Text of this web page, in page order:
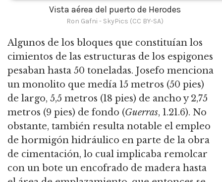
Vista aérea del puerto de Herodes
Ron Gafni - SkyPics (CC BY-SA)
Algunos de los bloques que constituían los
cimientos de las estructuras de los espigones
pesaban hasta 50 toneladas. Josefo menciona
un monolito que medía 15 metros (50 pies)
de largo, 5,5 metros (18 pies) de ancho y 2,75
metros (9 pies) de fondo (Guerras, 1.21.6). No
obstante, también resulta notable el empleo
de hormigón hidráulico en parte de la obra
de cimentación, lo cual implicaba remolcar
con un bote un encofrado de madera hasta